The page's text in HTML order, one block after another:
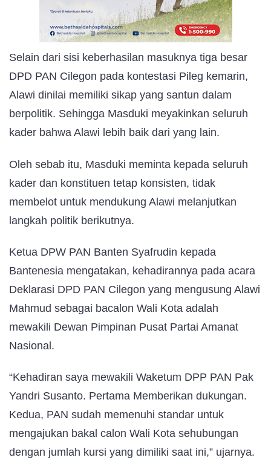
Selain dari sisi keberhasilan masuknya tiga besar
DPD PAN Cilegon pada kontestasi Pileg kemarin,
Alawi dinilai memiliki sikap yang santun dalam
berpolitik. Sehingga Masduki meyakinkan seluruh
kader bahwa Alawi lebih baik dari yang lain.
Oleh sebab itu, Masduki meminta kepada seluruh
kader dan konstituen tetap konsisten, tidak
membelot untuk mendukung Alawi melanjutkan
langkah politik berikutnya.
Ketua DPW PAN Banten Syafrudin kepada
Bantenesia mengatakan, kehadirannya pada acara
Deklarasi DPD PAN Cilegon yang mengusung Alawi
Mahmud sebagai bacalon Wali Kota adalah
mewakili Dewan Pimpinan Pusat Partai Amanat
Nasional.
“Kehadiran saya mewakili Waketum DPP PAN Pak
Yandri Susanto. Pertama Memberikan dukungan.
Kedua, PAN sudah memenuhi standar untuk
mengajukan bakal calon Wali Kota sehubungan
dengan jumlah kursi yang dimiliki saat ini,” ujarnya.